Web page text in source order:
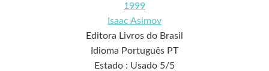
1999
Isaac Asimov
Editora Livros do Brasil
Idioma Português PT
Estado : Usado 5/5